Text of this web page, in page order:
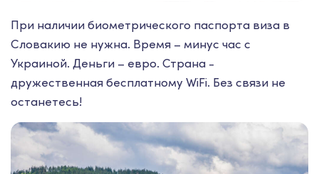
При наличии биометрического паспорта виза в
Словакию не нужна. Время – минус час с
Украиной. Деньги – евро. Страна -
дружественная бесплатному WiFi. Без связи не
останетесь!